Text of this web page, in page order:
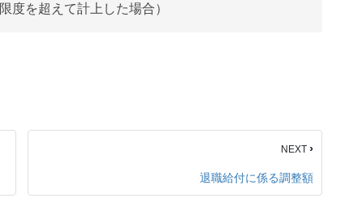
度を超えて計上した場合）
NEXT ›
退職給付に係る調整額